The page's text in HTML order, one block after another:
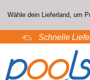
Wähle dein Lieferland, um
Schnelle